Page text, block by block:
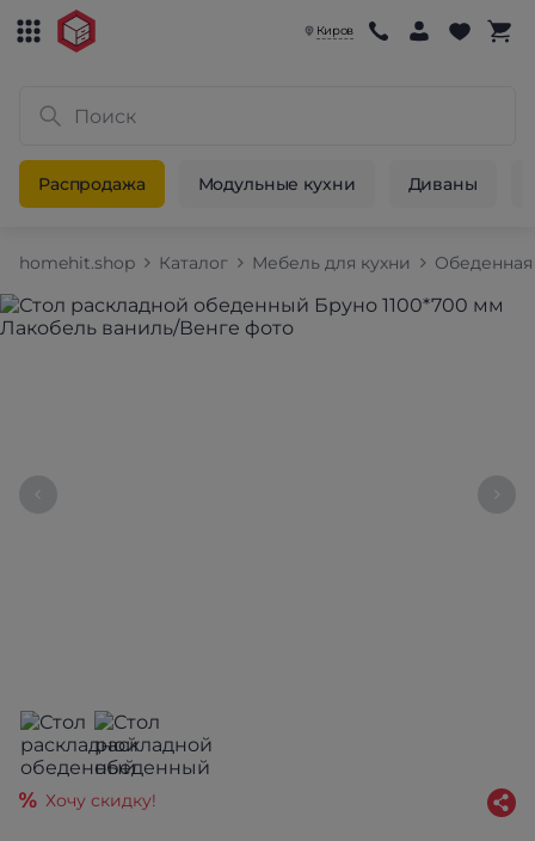
Киров
Распродажа Модульные кухни Диваны
homehit.shop Каталог Мебель для кухни Обеденная
Хочу скидку!